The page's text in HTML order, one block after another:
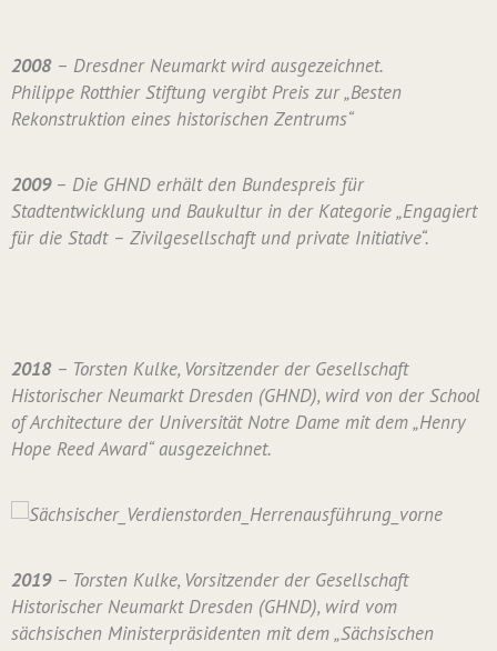
2008– Dresdner Neumarkt wird ausgezeichnet.
Philippe Rotthier Stiftung vergibt Preis zur „Besten
Rekonstruktion eines historischen Zentrums“
2009 – Die GHND erhält den Bundespreis für
Stadtentwicklung und Baukultur in der Kategorie „Engagiert
für die Stadt – Zivilgesellschaft und private Initiative“.
2018– Torsten Kulke, Vorsitzender der Gesellschaft
Historischer Neumarkt Dresden (GHND), wird von der School
of Architecture der Universität Notre Dame mit dem „Henry
Hope Reed Award“ ausgezeichnet.
2019– Torsten Kulke, Vorsitzender der Gesellschaft
Historischer Neumarkt Dresden (GHND), wird vom
sächsischen Ministerpräsidenten mit dem „Sächsischen